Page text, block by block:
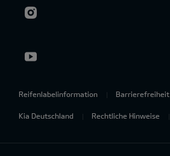
Reifenlabelinformation Barrierefreiheit
Kia Deutschland Rechtliche Hinweise